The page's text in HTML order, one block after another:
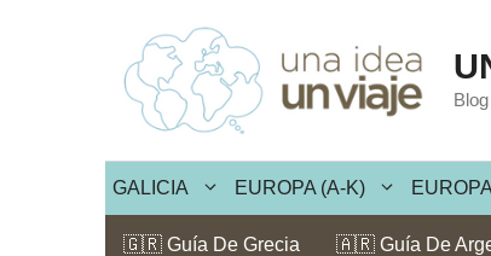
contenido
GALICIA EUROPA (A-K)
🇬🇷 Guía De Grecia 🇦🇷 Guía De